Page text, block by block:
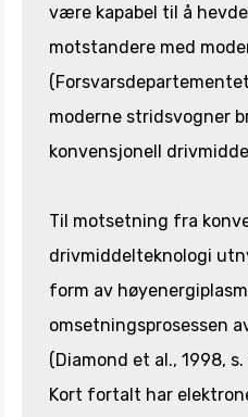
være kapabel til å
motstandere med
moderne stridsvogner
konvensjonell
Til motsetning fra
drivmiddelteknologi
form av
omsetningsprosessen
(Diamond et al., 1998, s.
Kort fortalt har